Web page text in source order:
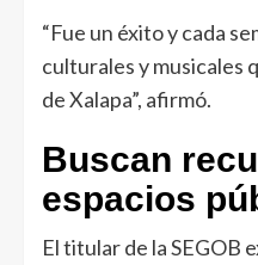
“Fue un éxito y cada
culturales y musicales
de Xalapa”, afirmó.
Buscan
espacios
El titular de la SEGOB